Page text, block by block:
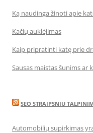
Ką naudinga žinoti apie
Kačių auklėjimas
Kaip pripratinti katę prie
Sausas maistas šunims ar
SEO STRAIPSNIU
Automobilių supirkimas